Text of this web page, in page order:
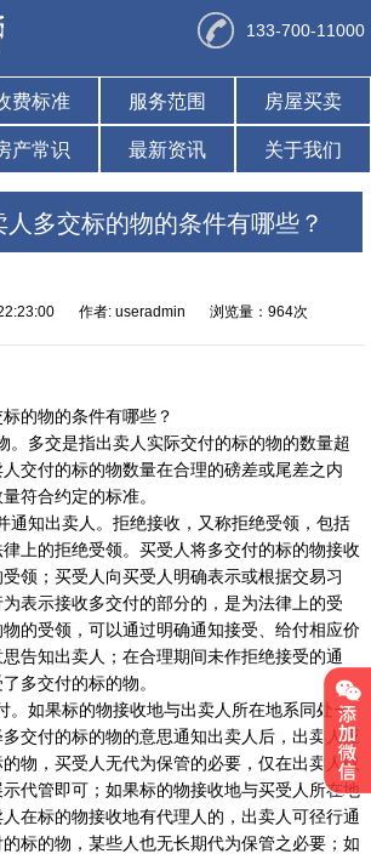
133-700-11000
费标准 服务范围 房屋买卖
产常识 最新资讯 关于我们
多交标的物的条件有哪些？
作者: useradmin 浏览量：964次
的物的条件有哪些？
多交是指出卖人实际交付的标的物的数量超
交付的标的物数量在合理的磅差或尾差之内
符合约定的标准。
知出卖人。拒绝接收，又称拒绝受领，包括
上的拒绝受领。买受人将多交付的标的物接收
领；买受人向买受人明确表示或根据交易习
表示接收多交付的部分的，是为法律上的受
的受领，可以通过明确通知接受、给付相应价
告知出卖人；在合理期间未作拒绝接受的通
多交付的标的物。
如果标的物接收地与出卖人所在地系同处一
交付的标的物的意思通知出卖人后，出卖人应
物，买受人无代为保管的必要，仅在出卖人取
代管即可；如果标的物接收地与买受人所在地
在标的物接收地有代理人的，出卖人可径行通
标的物，某些人也无长期代为保管之必要；如